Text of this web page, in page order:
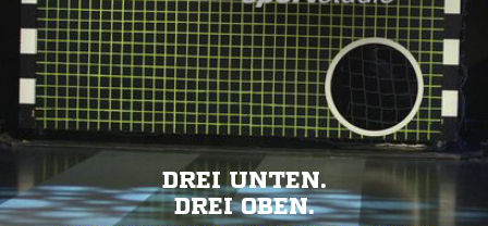
DREI UNTEN.
DREI OBEN.